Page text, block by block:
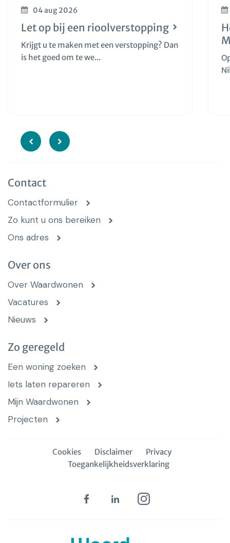
04 aug 2026
Let op bij een rioolverstopping
Krijgt u te maken met een verstopping? Dan
is het goed om te we...
Contact
Contactformulier
Zo kunt u ons bereiken
Ons adres
Over ons
Over Waardwonen
Vacatures
Nieuws
Zo geregeld
Een woning zoeken
Iets laten repareren
Mijn Waardwonen
Projecten
Cookies Disclaimer
Privacy
Toegankelijkheidsverklaring